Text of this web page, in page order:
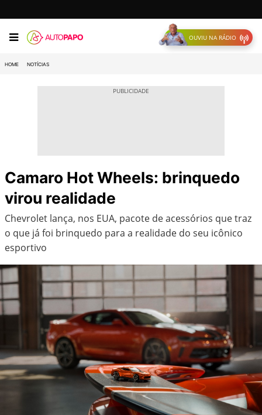
OUVIU NA RÁDIO
HOME NOTÍCIAS
Camaro Hot Wheels: brinquedo
virou realidade
Chevrolet lança, nos EUA, pacote de acessórios que traz
o que já foi brinquedo para a realidade do seu icônico
esportivo